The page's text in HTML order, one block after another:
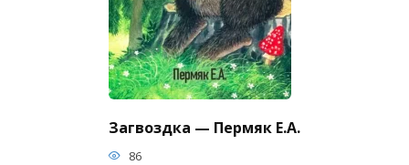
Загвоздка — Пермяк Е.А.
86